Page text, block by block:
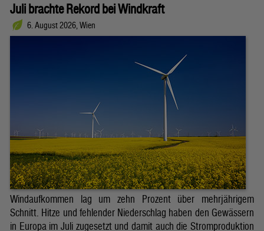
Juli brachte Rekord bei Windkraft
6. August 2026, Wien
Windaufkommen lag um zehn Prozent über mehrjährigem
Schnitt. Hitze und fehlender Niederschlag haben den Gewässern
in Europa im Juli zugesetzt und damit auch die Stromproduktion